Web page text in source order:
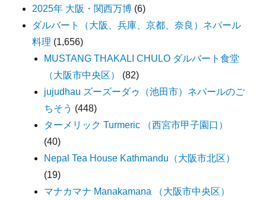
2025年 大阪・関西万博 (6)
ダルバート（大阪、兵庫、京都、奈良）ネパール
料理 (1,656)
MUSTANG THAKALI CHULO ダルバート食堂
（大阪市中央区）
(82)
jujudhau ズーズーダゥ（池田市）ネパールのご
ちそう (448)
ターメリック Turmeric （西宮市甲子園口）
(40)
Nepal Tea House Kathmandu（大阪市北区）
(19)
マナカマナ Manakamana （大阪市中央区）